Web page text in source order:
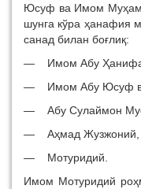
Юсуф ва Имом
шунга кўра ҳанафия
санад билан боғлиқ:
— Имом Абу
— Имом Абу Юсуф
— Абу Сулаймон
— Аҳмад Жузжоний,
— Мотуридий.
Имом Мотуридий